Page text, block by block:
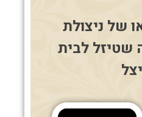
של ניצולת
שטיזל לבית